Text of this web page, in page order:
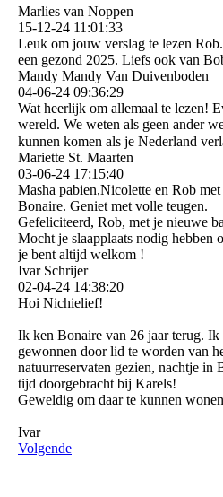
Marlies van Noppen
15-12-24 11:01:33
Leuk om jouw verslag te lezen
een gezond 2025. Liefs ook van
Mandy Mandy Van Duivenboden
04-06-24 09:36:29
Wat heerlijk om allemaal te lezen!
wereld. We weten als geen ander
kunnen komen als je Nederland
Mariette St. Maarten
03-06-24 17:15:40
Masha pabien,Nicolette en Rob
Bonaire. Geniet met volle teugen.
Gefeliciteerd, Rob, met je nieuwe
Mocht je slaapplaats nodig hebben
je bent altijd welkom !
Ivar Schrijer
02-04-24 14:38:20
Hoi Nichielief!
Ik ken Bonaire van 26 jaar terug. Ik
gewonnen door lid te worden van
natuurreservaten gezien, nachtje in
tijd doorgebracht bij Karels!
Geweldig om daar te kunnen
Ivar
Volgende